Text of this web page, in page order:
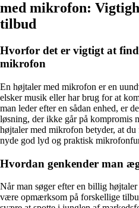
med mikrofon:
tilbud
Hvorfor det er vigtigt at
mikrofon
En højtaler med mikrofon er en
elsker musik eller har brug for at
man leder efter en sådan enhed, er
løsning, der ikke går på kompromis
højtaler med mikrofon betyder, at
nyde god lyd og praktisk
Hvordan genkender man
Når man søger efter en billig
være opmærksom på forskellige